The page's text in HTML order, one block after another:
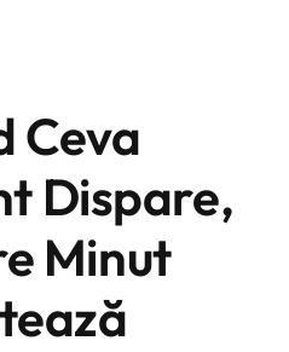
Ceva
Dispare,
Minut